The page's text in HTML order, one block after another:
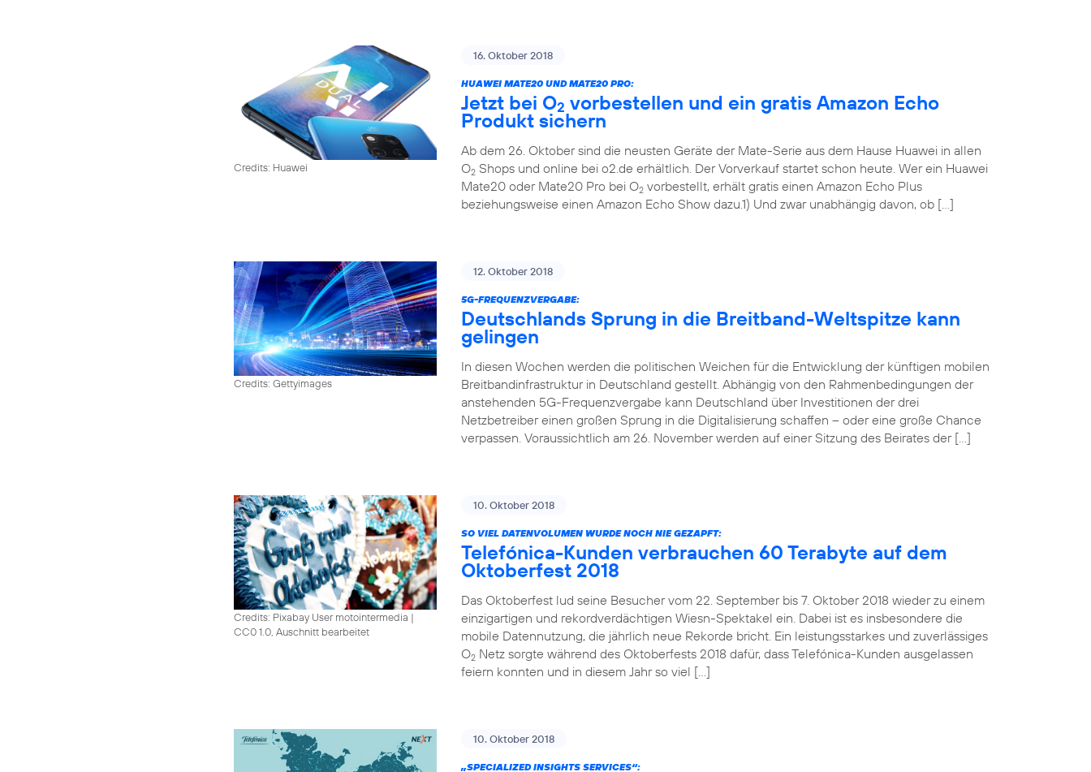
Credits: Huawei
16. Oktober 2018
HUAWEI MATE20 UND MATE20 PRO:
Jetzt bei O2 vorbestellen und ein gratis Amazon Echo
Produkt sichern
Ab dem 26. Oktober sind die neusten Geräte der Mate-Serie aus dem Hause Huawei in allen
O2 Shops und online bei o2.de erhältlich. Der Vorverkauf startet schon heute. Wer ein Huawei
Mate20 oder Mate20 Pro bei O2 vorbestellt, erhält gratis einen Amazon Echo Plus
beziehungsweise einen Amazon Echo Show dazu.1) Und zwar unabhängig davon, ob […]
Credits: Gettyimages
12. Oktober 2018
5G-FREQUENZVERGABE:
Deutschlands Sprung in die Breitband-Weltspitze kann
gelingen
In diesen Wochen werden die politischen Weichen für die Entwicklung der künftigen mobilen
Breitbandinfrastruktur in Deutschland gestellt. Abhängig von den Rahmenbedingungen der
anstehenden 5G-Frequenzvergabe kann Deutschland über Investitionen der drei
Netzbetreiber einen großen Sprung in die Digitalisierung schaffen – oder eine große Chance
verpassen. Voraussichtlich am 26. November werden auf einer Sitzung des Beirates der […]
Credits: Pixabay User motointermedia |
CC0 1.0, Auschnitt bearbeitet
10. Oktober 2018
SO VIEL DATENVOLUMEN WURDE NOCH NIE GEZAPFT:
Telefónica-Kunden verbrauchen 60 Terabyte auf dem
Oktoberfest 2018
Das Oktoberfest lud seine Besucher vom 22. September bis 7. Oktober 2018 wieder zu einem
einzigartigen und rekordverdächtigen Wiesn-Spektakel ein. Dabei ist es insbesondere die
mobile Datennutzung, die jährlich neue Rekorde bricht. Ein leistungsstarkes und zuverlässiges
O2 Netz sorgte während des Oktoberfests 2018 dafür, dass Telefónica-Kunden ausgelassen
feiern konnten und in diesem Jahr so viel […]
10. Oktober 2018
„SPECIALIZED INSIGHTS SERVICES“: